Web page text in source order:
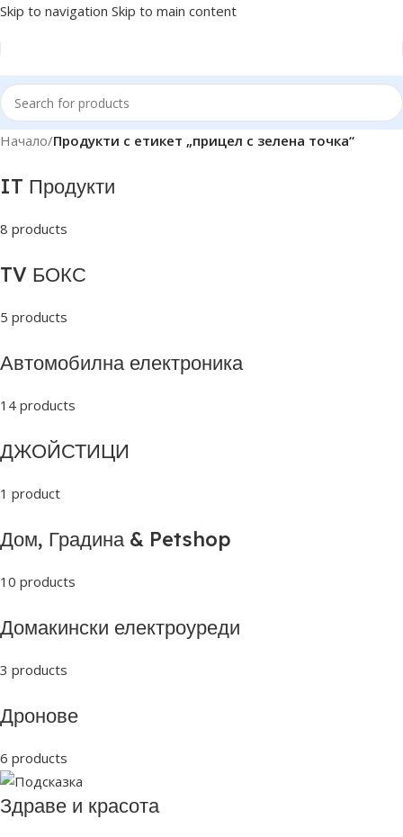
Skip to navigation Skip to main content
Начало/Продукти с етикет „прицел с зелена точка“
IT Продукти
8 products
TV БОКС
5 products
Автомобилна електроника
14 products
ДЖОЙСТИЦИ
1 product
Дом, Градина & Petshop
10 products
Домакински електроуреди
3 products
Дронове
6 products
Здраве и красота